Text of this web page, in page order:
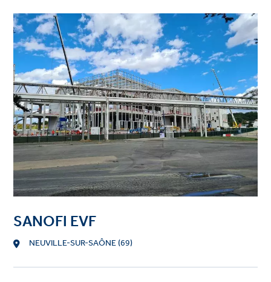
Project
image
SANOFI EVF
Location
NEUVILLE-SUR-SAÔNE (69)